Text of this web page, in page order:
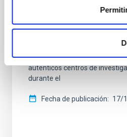
lanzamiento de un ambicioso
educativa, Ciencia con
Sistema Solar y los
Educación Secundaria
archipiélago, convertirá a las
auténticos centros de
durante el
Fecha de publicación 17/